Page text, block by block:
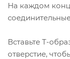
На каждом
Вставьте Т-
отверстие,